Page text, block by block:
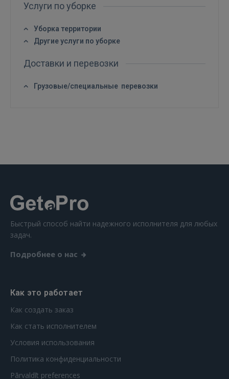
GOOGLE
Услуги по уборке
Уборка территории
Другие услуги по уборке
Доставки и перевозки
Грузовые/специальные перевозки
Быстрый способ найти надежного исполнителя для любых
задач.
Подробнее о нас
Как это работает
Как создать заказ
Как стать исполнителем
Условия использования
Политика конфиденциальности
Pārvaldīt preferences